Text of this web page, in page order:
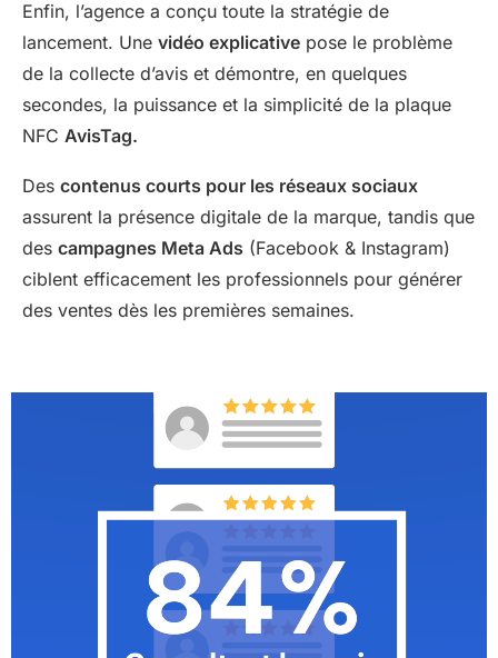
Enfin, l’agence a conçu toute la stratégie de
lancement. Une vidéo explicative pose le problème
de la collecte d’avis et démontre, en quelques
secondes, la puissance et la simplicité de la plaque
NFC AvisTag.
Des contenus courts pour les réseaux sociaux
assurent la présence digitale de la marque, tandis que
des campagnes Meta Ads (Facebook & Instagram)
ciblent efficacement les professionnels pour générer
des ventes dès les premières semaines.